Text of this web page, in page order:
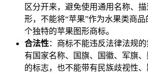
区分开来，避免使用通用名称、
形，不能将“苹果”作为水果类商
个独特的苹果图形商标。
合法性：商标不能违反法律法规
有国家名称、国旗、国徽、军旗
的标志，也不能带有民族歧视性、